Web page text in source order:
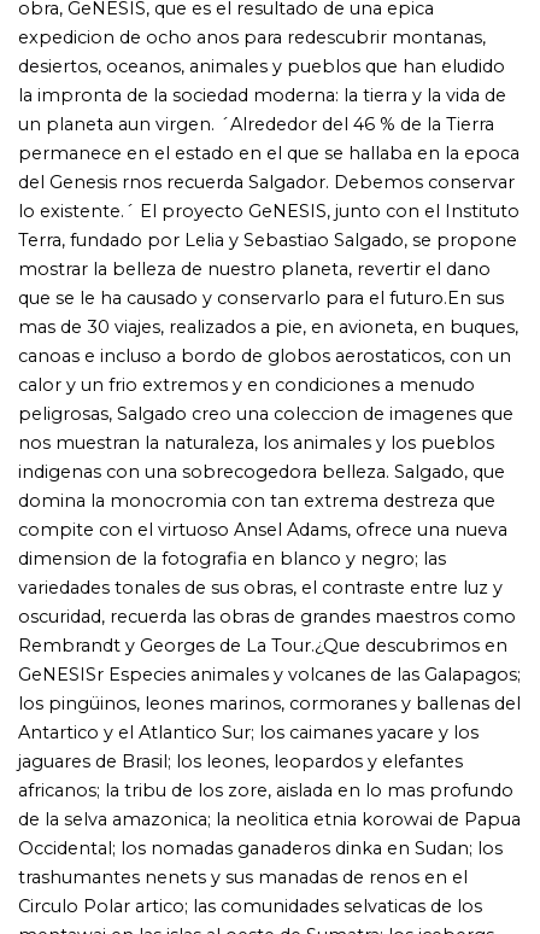
dimension de la fotografia en blanco y negro; las
variedades tonales de sus obras, el contraste entre luz y
oscuridad, recuerda las obras de grandes maestros como
Rembrandt y Georges de La Tour.¿Que descubrimos en
los pingüinos, leones marinos, cormoranes y ballenas del
Antartico y el Atlantico Sur; los caimanes yacare y los
jaguares de Brasil; los leones, leopardos y elefantes
africanos; la tribu de los zore, aislada en lo mas profundo
de la selva amazonica; la neolitica etnia korowai de Papua
trashumantes nenets y sus manadas de renos en el
Circulo Polar artico; las comunidades selvaticas de los
mentawai en las islas al oeste de Sumatra; los icebergs
del Antartico; los volcanes de africa Central y de la
peninsula de Kamchatka; los desiertos saharianos; los rios
los glaciares de Alaskar y mucho mas. Habiendo dedicado
tanto tiempo, energia y pasion en la creacion de este
trabajo, Salgado equipara GeNESIS con lo que el describe
como ´mi carta de amor a la Tierra´.A diferencia de la
edicion limitada de coleccionista, concebida como un
planeta, la edicion comercial agrupa geograficamente
una seleccion de fotografias en cinco capitulos: Zona
meridional del planeta, Santuarios, africa, Zona
septentrional del planeta, Amazonia y Pantanal. Pese a
nutrirse de la misma fuente, uno y otro libro (ambos
radicalmente en sus planteamientos. Aun asi, los dos
constituyen un homenaje al triunfal e inigualab le
proyecto GeNESIS de Salgado.